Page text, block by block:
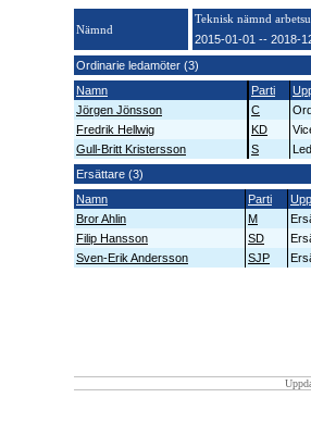
Nämnd
Teknisk nämnd
2015-01-01 -- 2018-
Ordinarie ledamöter (3)
Namn
Parti
Jörgen Jönsson
C
Fredrik Hellwig
KD
Gull-Britt Kristersson
S
Ersättare (3)
Namn
Parti
Bror Ahlin
M
Filip Hansson
SD
Sven-Erik Andersson
SJP